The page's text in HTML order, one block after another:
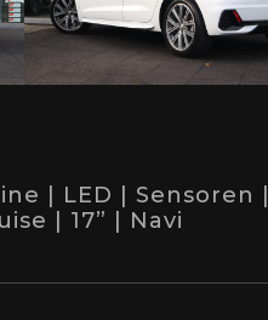
| LED | Sensoren |
| 17” | Navi